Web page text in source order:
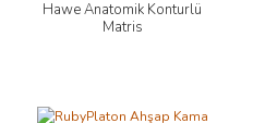
Hawe Anatomik Konturlü
Matris